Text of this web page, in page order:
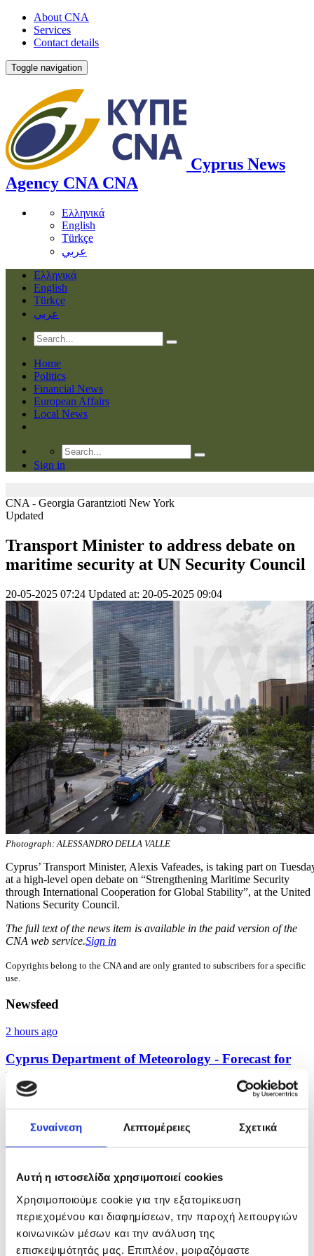
Συναίνεση Λεπτομέρειες Σχετικά
Αυτή η ιστοσελίδα χρησιμοποιεί cookies
Χρησιμοποιούμε cookie για την εξατομίκευση
περιεχομένου και διαφημίσεων, την παροχή λειτουργιών
κοινωνικών μέσων και την ανάλυση της
επισκεψιμότητάς μας. Επιπλέον, μοιραζόμαστε
About CNA
Services
Contact details
Toggle navigation
Cyprus News
Agency CNA CNA
Ελληνικά
English
Türkçe
عربي
Ελληνικά
English
Türkçe
عربي
Home
Politics
Financial News
European Affairs
Local News
Sign in
CNA - Georgia Garantzioti New York
Updated
Transport Minister to address debate on
maritime security at UN Security Council
20-05-2025 07:24 Updated at: 20-05-2025 09:04
Photograph: ALESSANDRO DELLA VALLE
Cyprus’ Transport Minister, Alexis Vafeades, is taking part on
at a high-level open debate on “Strengthening Maritime Security
through International Cooperation for Global Stability”, at the United
Nations Security Council.
The full text of the news item is available in the paid version of the
CNA web service.Sign in
Copyrights belong to the CNA and are only granted to subscribers for a specific
use.
Newsfeed
2 hours ago
Cyprus Department of Meteorology - Forecast for
the...
Substantive preparation ahead of expanded meeting
with...
19 hours ago
Turkey must realign with the UN framework
Letymbiotis...
19 hours ago